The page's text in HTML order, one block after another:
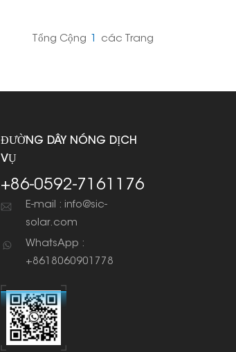
Tổng Cộng Các Trang
ĐƯỜNG DÂY NÓNG DỊCH
VỤ
+86-0592-7161176
E-mail : info@sic-
solar.com
WhatsApp :
+8618060901778